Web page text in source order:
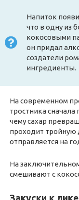
Напиток
что в одну из
кокосовыми
он придал
создатели
ингредиенты.
На современном
тростника
чему сахар
проходит
отправляется на
На
смешивают с